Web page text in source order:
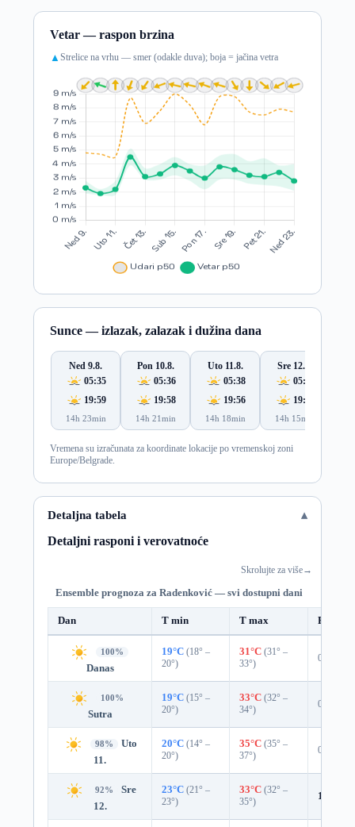
Vetar — raspon brzina
▲ Strelice na vrhu — smer (odakle duva); boja = jačina vetra
Sunce — izlazak, zalazak i dužina dana
Ned 9.8.
05:35
19:59
14h 23min
Pon 10.8.
05:36
19:58
14h 21min
Uto 11.8.
05:38
19:56
14h 18min
Sre 12.8.
05:39
19:55
14h 15min
Vremena su izračunata za koordinate lokacije po vremenskoj zoni
Europe/Belgrade.
Detaljna tabela
Detaljni rasponi i verovatnoće
Skrolujte za više→
Ensemble prognoza za Radenković — svi dostupni dani
Dan T min T max
100%
Danas
19°C (18° –
20°)
31°C (31° –
33°)
0%
100%
Sutra
19°C (15° –
20°)
33°C (32° –
34°)
0%
98%
Uto
11.
20°C (14° –
20°)
35°C (35° –
37°)
0%
92%
Sre
12.
23°C (21° –
23°)
33°C (32° –
35°)
1%